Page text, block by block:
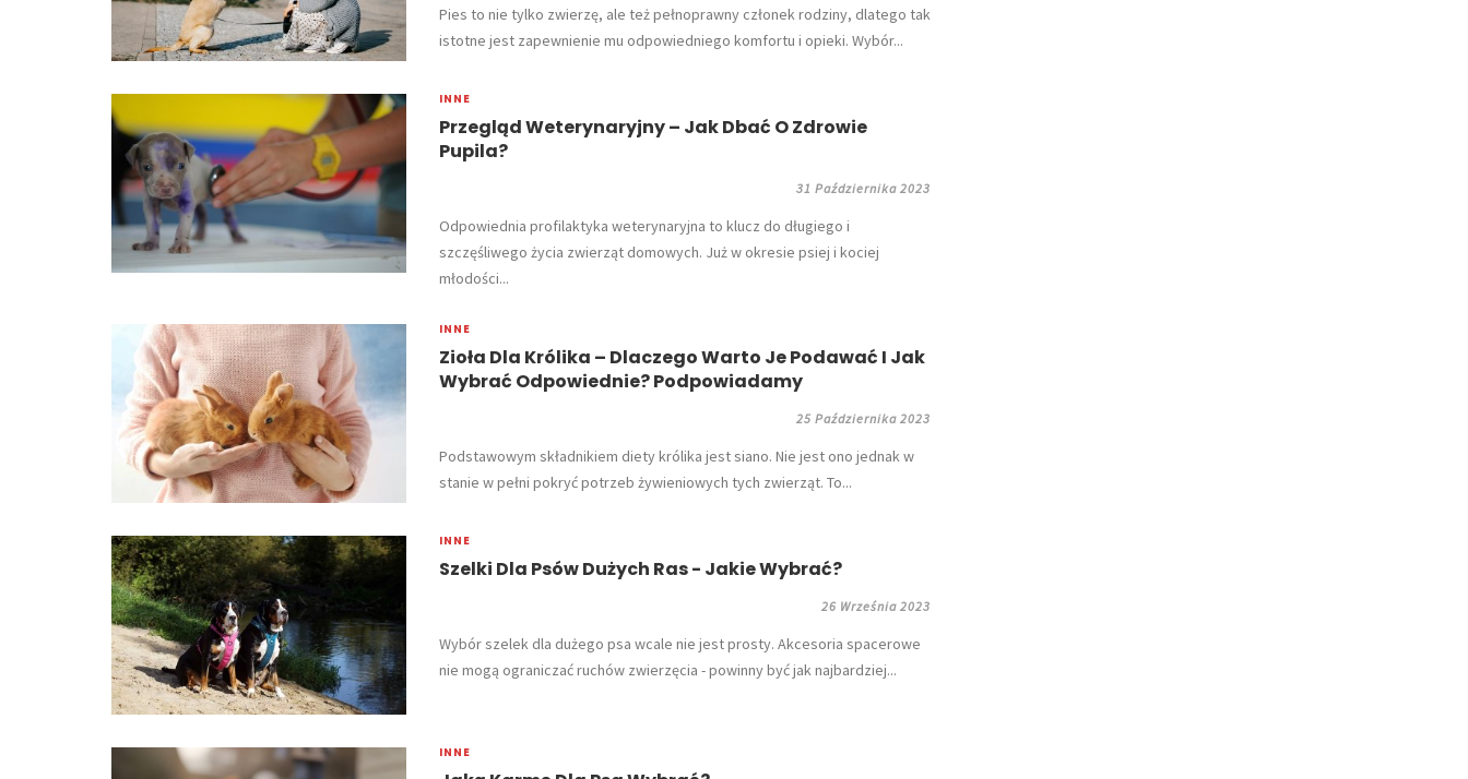
Pies to nie tylko zwierzę, ale też pełnoprawny członek rodziny, dlatego tak
istotne jest zapewnienie mu odpowiedniego komfortu i opieki. Wybór...
INNE
Przegląd Weterynaryjny – Jak Dbać O Zdrowie
Pupila?
31 Października 2023
​Odpowiednia profilaktyka weterynaryjna to klucz do długiego i
szczęśliwego życia zwierząt domowych. Już w okresie psiej i kociej
młodości...
INNE
Zioła Dla Królika – Dlaczego Warto Je Podawać I Jak
Wybrać Odpowiednie? Podpowiadamy
25 Października 2023
Podstawowym składnikiem diety królika jest siano. Nie jest ono jednak w
stanie w pełni pokryć potrzeb żywieniowych tych zwierząt. To...
INNE
Szelki Dla Psów Dużych Ras - Jakie Wybrać?
26 Września 2023
Wybór szelek dla dużego psa wcale nie jest prosty. Akcesoria spacerowe
nie mogą ograniczać ruchów zwierzęcia - powinny być jak najbardziej...
INNE